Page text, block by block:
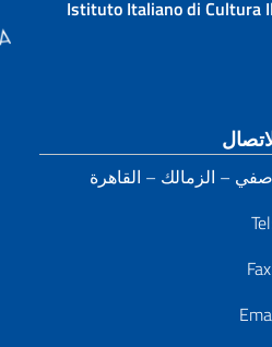
Istituto Italiano di Cultura